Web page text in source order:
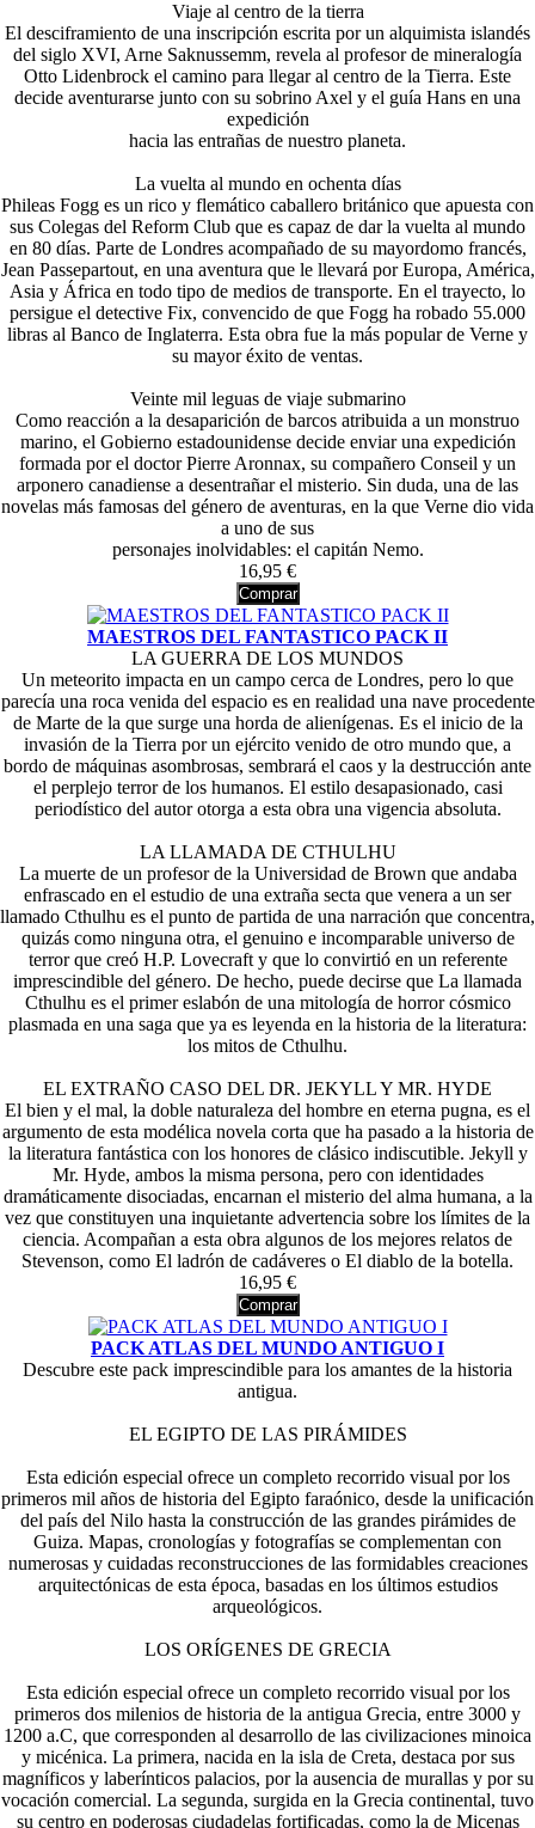
Viaje al centro de la tierra
El desciframiento de una inscripción escrita por un alquimista islandés
del siglo XVI, Arne Saknussemm, revela al profesor de mineralogía
Otto Lidenbrock el camino para llegar al centro de la Tierra. Este
decide aventurarse junto con su sobrino Axel y el guía Hans en una
expedición
hacia las entrañas de nuestro planeta.
La vuelta al mundo en ochenta días
Phileas Fogg es un rico y flemático caballero británico que apuesta con
sus Colegas del Reform Club que es capaz de dar la vuelta al mundo
en 80 días. Parte de Londres acompañado de su mayordomo francés,
Jean Passepartout, en una aventura que le llevará por Europa, América,
Asia y África en todo tipo de medios de transporte. En el trayecto, lo
persigue el detective Fix, convencido de que Fogg ha robado 55.000
libras al Banco de Inglaterra. Esta obra fue la más popular de Verne y
su mayor éxito de ventas.
Veinte mil leguas de viaje submarino
Como reacción a la desaparición de barcos atribuida a un monstruo
marino, el Gobierno estadounidense decide enviar una expedición
formada por el doctor Pierre Aronnax, su compañero Conseil y un
arponero canadiense a desentrañar el misterio. Sin duda, una de las
novelas más famosas del género de aventuras, en la que Verne dio vida
a uno de sus
personajes inolvidables: el capitán Nemo.
16,95 €
Comprar
MAESTROS DEL FANTASTICO PACK II
LA GUERRA DE LOS MUNDOS
Un meteorito impacta en un campo cerca de Londres, pero lo que
parecía una roca venida del espacio es en realidad una nave procedente
de Marte de la que surge una horda de alienígenas. Es el inicio de la
invasión de la Tierra por un ejército venido de otro mundo que, a
bordo de máquinas asombrosas, sembrará el caos y la destrucción ante
el perplejo terror de los humanos. El estilo desapasionado, casi
periodístico del autor otorga a esta obra una vigencia absoluta.
LA LLAMADA DE CTHULHU
La muerte de un profesor de la Universidad de Brown que andaba
enfrascado en el estudio de una extraña secta que venera a un ser
llamado Cthulhu es el punto de partida de una narración que concentra,
quizás como ninguna otra, el genuino e incomparable universo de
terror que creó H.P. Lovecraft y que lo convirtió en un referente
imprescindible del género. De hecho, puede decirse que La llamada
Cthulhu es el primer eslabón de una mitología de horror cósmico
plasmada en una saga que ya es leyenda en la historia de la literatura:
los mitos de Cthulhu.
EL EXTRAÑO CASO DEL DR. JEKYLL Y MR. HYDE
El bien y el mal, la doble naturaleza del hombre en eterna pugna, es el
argumento de esta modélica novela corta que ha pasado a la historia de
la literatura fantástica con los honores de clásico indiscutible. Jekyll y
Mr. Hyde, ambos la misma persona, pero con identidades
dramáticamente disociadas, encarnan el misterio del alma humana, a la
vez que constituyen una inquietante advertencia sobre los límites de la
ciencia. Acompañan a esta obra algunos de los mejores relatos de
Stevenson, como El ladrón de cadáveres o El diablo de la botella.
16,95 €
Comprar
PACK ATLAS DEL MUNDO ANTIGUO I
Descubre este pack imprescindible para los amantes de la historia
antigua.
EL EGIPTO DE LAS PIRÁMIDES
Esta edición especial ofrece un completo recorrido visual por los
primeros mil años de historia del Egipto faraónico, desde la unificación
del país del Nilo hasta la construcción de las grandes pirámides de
Guiza. Mapas, cronologías y fotografías se complementan con
numerosas y cuidadas reconstrucciones de las formidables creaciones
arquitectónicas de esta época, basadas en los últimos estudios
arqueológicos.
LOS ORÍGENES DE GRECIA
Esta edición especial ofrece un completo recorrido visual por los
primeros dos milenios de historia de la antigua Grecia, entre 3000 y
1200 a.C, que corresponden al desarrollo de las civilizaciones minoica
y micénica. La primera, nacida en la isla de Creta, destaca por sus
magníficos y laberínticos palacios, por la ausencia de murallas y por su
vocación comercial. La segunda, surgida en la Grecia continental, tuvo
su centro en poderosas ciudadelas fortificadas, como la de Micenas